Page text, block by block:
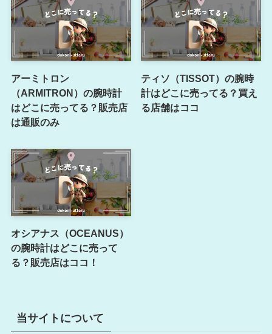
アーミトロン
（ARMITRON）の腕時計
はどこに売ってる？販売店
は通販のみ
ティソ（TISSOT）の腕時
計はどこに売ってる？買え
る店舗はココ
オシアナス（OCEANUS）
の腕時計はどこに売って
る？販売店はココ！
当サイトについて